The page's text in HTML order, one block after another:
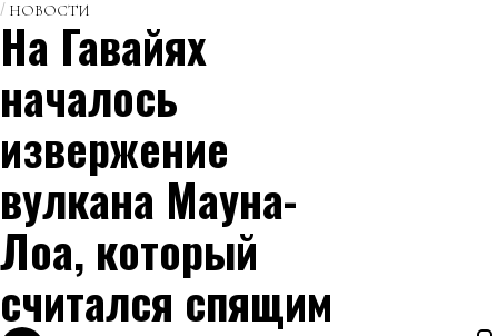
НОВОСТИ
На Гавайях
началось
извержение
вулкана Мауна-
Лоа, который
считался спящим